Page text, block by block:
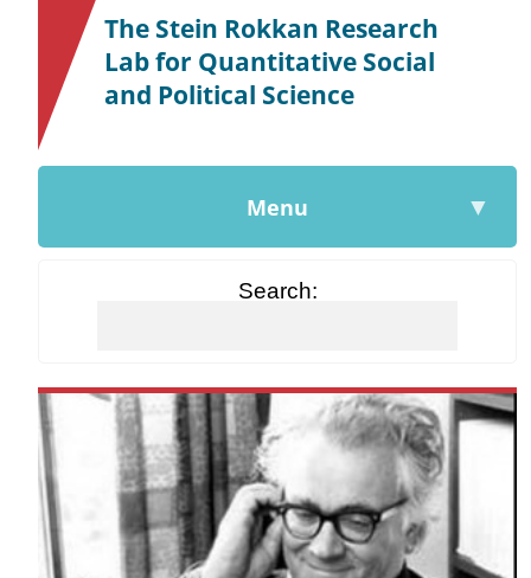
The Stein Rokkan Research
Lab for Quantitative Social
and Political Science
Menu ▼